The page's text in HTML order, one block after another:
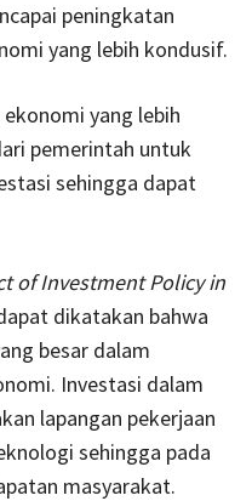
peningkatan
yang lebih kondusif.
yang lebih
pemerintah untuk
sehingga dapat
of Investment Policy in
dikatakan bahwa
besar dalam
Investasi dalam
lapangan pekerjaan
sehingga pada
masyarakat.